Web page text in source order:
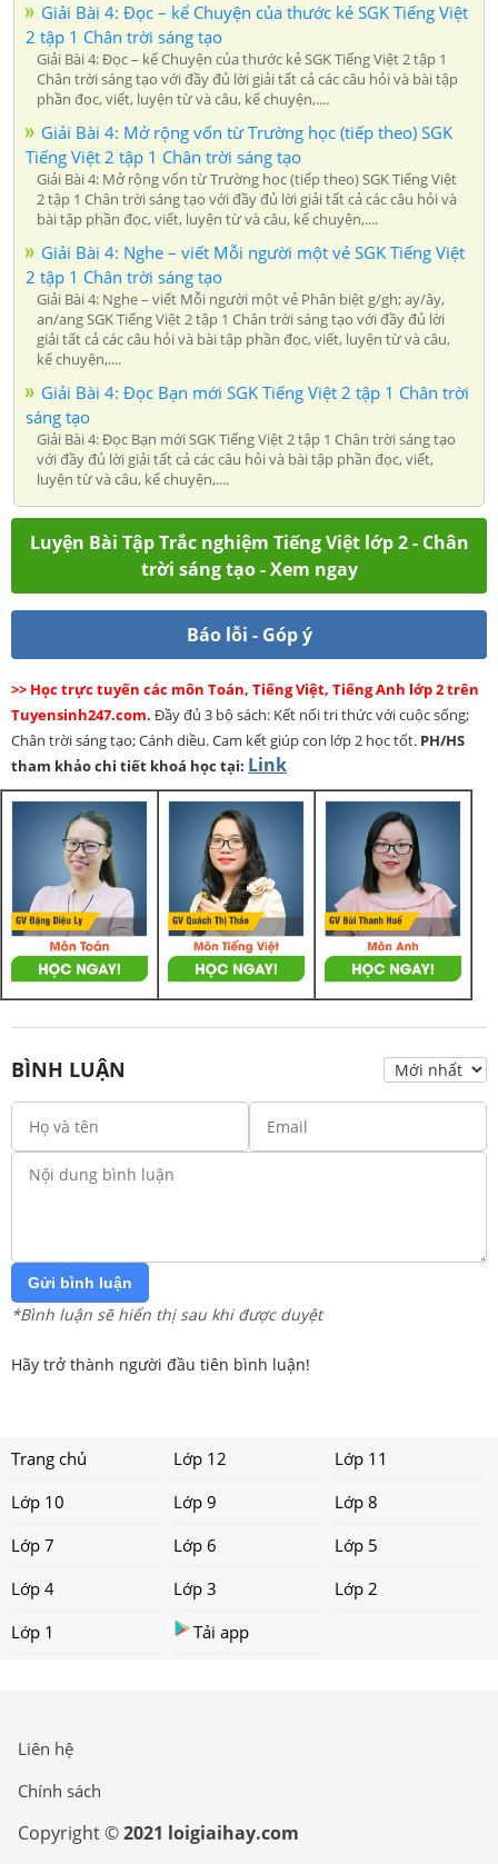
Giải Bài 4: Đọc – kể Chuyện của thước kẻ SGK Tiếng Việt
2 tập 1 Chân trời sáng tạo
Giải Bài 4: Đọc – kể Chuyện của thước kẻ SGK Tiếng Việt 2 tập 1
Chân trời sáng tạo với đầy đủ lời giải tất cả các câu hỏi và bài tập
phần đọc, viết, luyện từ và câu, kể chuyện,....
Giải Bài 4: Mở rộng vốn từ Trường học (tiếp theo) SGK
Tiếng Việt 2 tập 1 Chân trời sáng tạo
Giải Bài 4: Mở rộng vốn từ Trường học (tiếp theo) SGK Tiếng Việt
2 tập 1 Chân trời sáng tạo với đầy đủ lời giải tất cả các câu hỏi và
bài tập phần đọc, viết, luyện từ và câu, kể chuyện,....
Giải Bài 4: Nghe – viết Mỗi người một vẻ SGK Tiếng Việt
2 tập 1 Chân trời sáng tạo
Giải Bài 4: Nghe – viết Mỗi người một vẻ Phân biệt g/gh; ay/ây,
an/ang SGK Tiếng Việt 2 tập 1 Chân trời sáng tạo với đầy đủ lời
giải tất cả các câu hỏi và bài tập phần đọc, viết, luyện từ và câu,
kể chuyện,....
Giải Bài 4: Đọc Bạn mới SGK Tiếng Việt 2 tập 1 Chân trời
sáng tạo
Giải Bài 4: Đọc Bạn mới SGK Tiếng Việt 2 tập 1 Chân trời sáng tạo
với đầy đủ lời giải tất cả các câu hỏi và bài tập phần đọc, viết,
luyện từ và câu, kể chuyện,....
Luyện Bài Tập Trắc nghiệm Tiếng Việt lớp 2 - Chân
trời sáng tạo - Xem ngay
Báo lỗi - Góp ý
>> Học trực tuyến các môn Toán, Tiếng Việt, Tiếng Anh lớp 2 trên
Tuyensinh247.com. Đầy đủ 3 bộ sách: Kết nối tri thức với cuộc sống;
Chân trời sáng tạo; Cánh diều. Cam kết giúp con lớp 2 học tốt. PH/HS
tham khảo chi tiết khoá học tại: Link
BÌNH LUẬN
Gửi bình luận
*Bình luận sẽ hiển thị sau khi được duyệt
Hãy trở thành người đầu tiên bình luận!
Trang chủ Lớp 12
Lớp 11
Lớp 10
Lớp 9
Lớp 8
Lớp 7
Lớp 6
Lớp 5
Lớp 4
Lớp 3
Lớp 2
Lớp 1
Tải app
Liên hệ
Chính sách
Copyright ©2021 loigiaihay.com